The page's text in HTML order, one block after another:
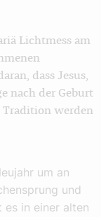
Lichtmess am
dass Jesus,
nach der Geburt
Tradition werden
um an
und
es in einer alten